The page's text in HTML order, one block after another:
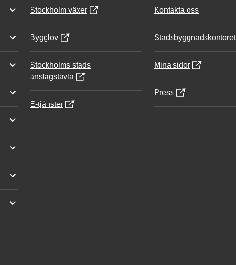
Stockholm växer
Bygglov
Stockholms stads
anslagstavla
E-tjänster
Kontakta oss
Stadsbyggnadskontoret
Mina sidor
Press